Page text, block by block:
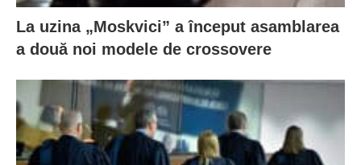
La uzina „Moskvici” a început asamblarea
a două noi modele de crossovere